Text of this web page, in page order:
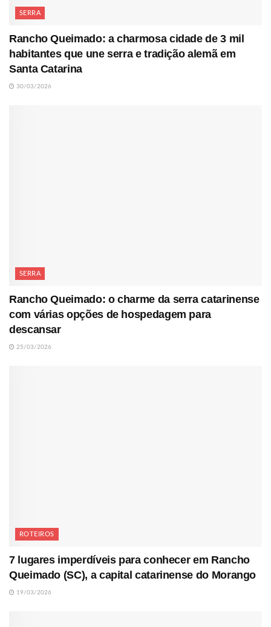
SERRA
Rancho Queimado: a charmosa cidade de 3 mil
habitantes que une serra e tradição alemã em
Santa Catarina
30/03/2026
SERRA
Rancho Queimado: o charme da serra catarinense
com várias opções de hospedagem para
descansar
25/03/2026
ROTEIROS
7 lugares imperdíveis para conhecer em Rancho
Queimado (SC), a capital catarinense do Morango
19/03/2026